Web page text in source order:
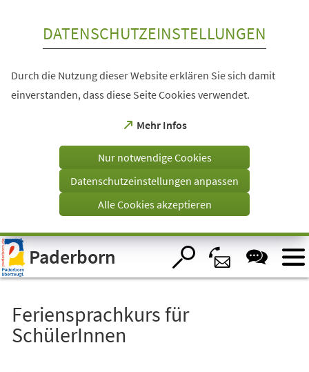
Visuelle
Assistenzsoftware
öffnen.
DATENSCHUTZEINSTELLUNGEN
Durch die Nutzung dieser Website erklären Sie sich damit
einverstanden, dass diese Seite Cookies verwendet.
Mehr Infos
(Öffnet
einem
Tab)
Nur notwendige Cookies
Datenschutzeinstellungen anpassen
Alle Cookies akzeptieren
Paderborn
Feriensprachkurs für
SchülerInnen